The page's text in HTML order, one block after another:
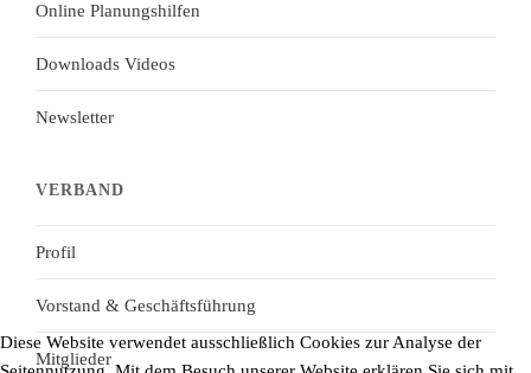
Online Planungshilfen
Downloads Videos
Newsletter
VERBAND
Profil
Vorstand & Geschäftsführung
Mitglieder
Diese Website verwendet ausschließlich Cookies zur Analyse der